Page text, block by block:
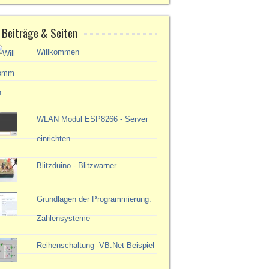
Beiträge & Seiten
Willkommen
WLAN Modul ESP8266 - Server
einrichten
Blitzduino - Blitzwarner
Grundlagen der Programmierung:
Zahlensysteme
Reihenschaltung -VB.Net Beispiel